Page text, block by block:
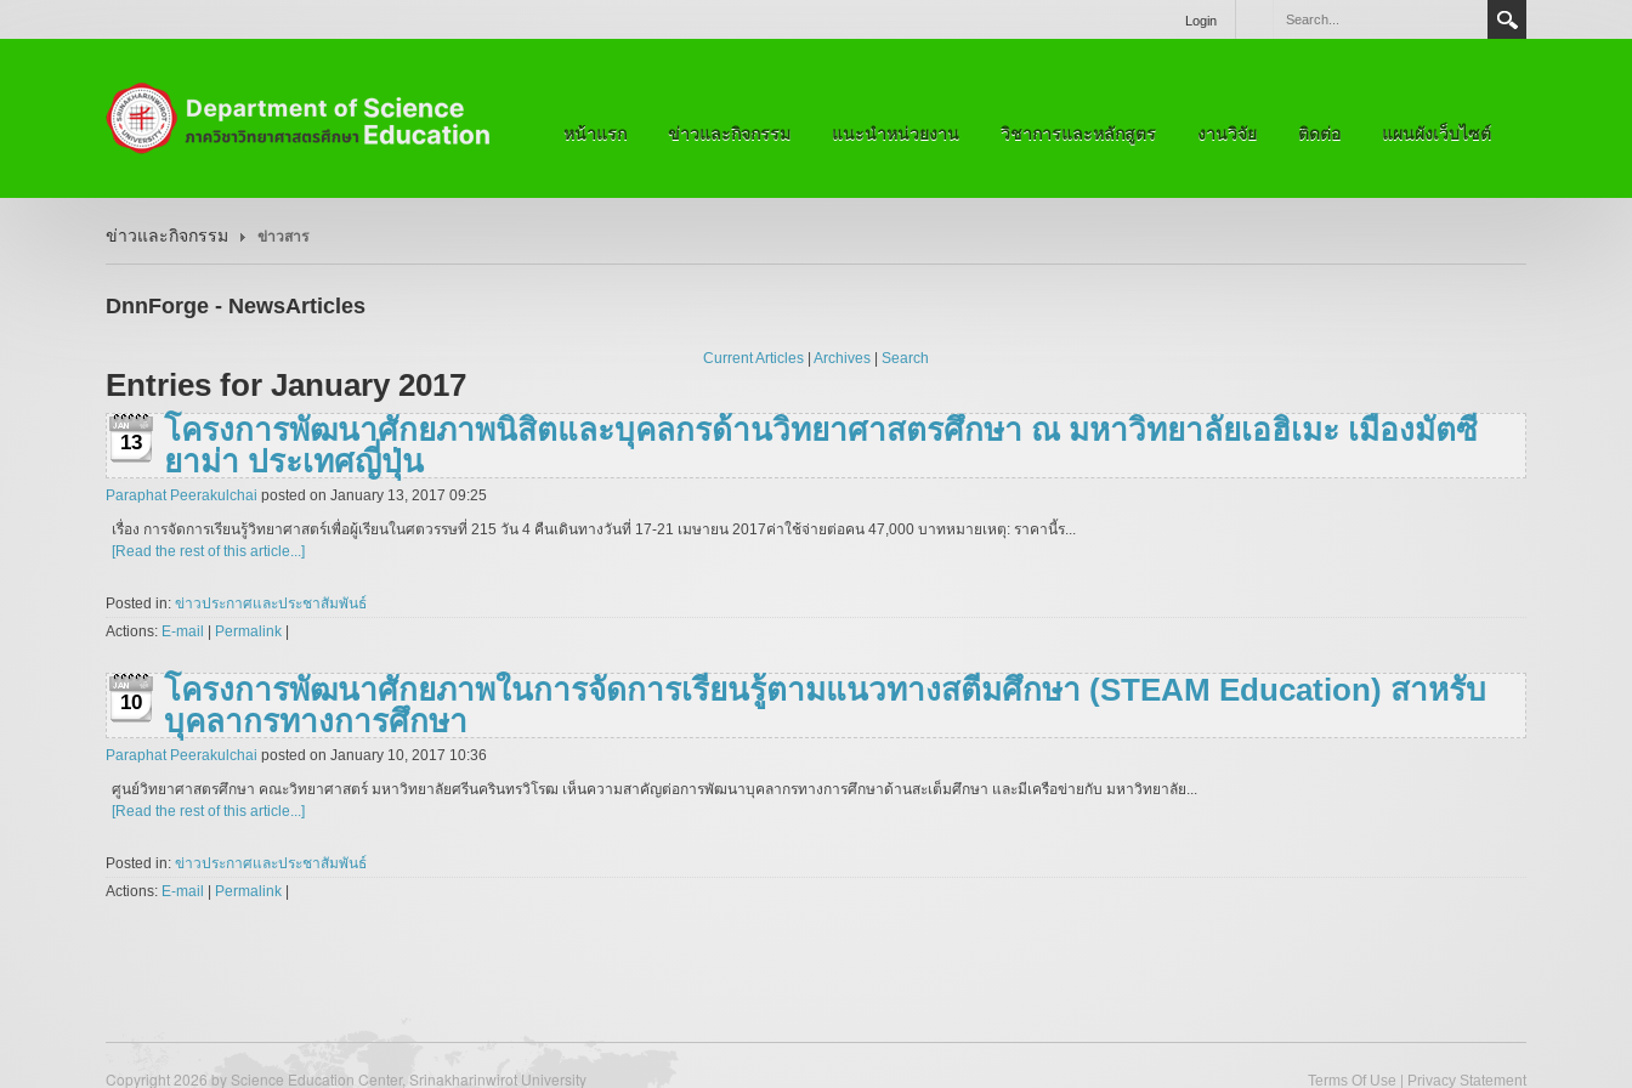
Login
หน้าแรก ข่าวและกิจกรรม แนะนำหน่วยงาน วิชาการและหลักสูตร งานวิจัย ติดต่อ แผนผังเว็บไซต์
ข่าวและกิจกรรม ข่าวสาร
DnnForge - NewsArticles
Current Articles Archives Search
Entries for January 2017
13
โครงการพัฒนาศักยภาพนิสิตและบุคลกรด้านวิทยาศาสตรศึกษา ณ มหาวิทยาลัยเอฮิเมะ เมืองมัตซี
ยาม่า ประเทศญี่ปุ่น
Paraphat Peerakulchai posted on January 13, 2017 09:25
เรื่อง การจัดการเรียนรู้วิทยาศาสตร์เพื่อผู้เรียนในศตวรรษที่ 215 วัน 4 คืนเดินทางวันที่ 17-21 เมษายน 2017ค่าใช้จ่ายต่อคน 47,000 บาทหมายเหตุ: ราคานี้ร...
[Read the rest of this article...]
Posted in: ข่าวประกาศและประชาสัมพันธ์
Actions: E-mail Permalink
10
โครงการพัฒนาศักยภาพในการจัดการเรียนรู้ตามแนวทางสตีมศึกษา (STEAM Education) สาหรับ
บุคลากรทางการศึกษา
Paraphat Peerakulchai posted on January 10, 2017 10:36
ศูนย์วิทยาศาสตรศึกษา คณะวิทยาศาสตร์ มหาวิทยาลัยศรีนครินทรวิโรฒ เห็นความสาคัญต่อการพัฒนาบุคลากรทางการศึกษาด้านสะเต็มศึกษา และมีเครือข่ายกับ มหาวิทยาลัย...
[Read the rest of this article...]
Posted in: ข่าวประกาศและประชาสัมพันธ์
Actions: E-mail Permalink
Terms Of Use | Privacy Statement
Copyright 2026 by Science Education Center, Srinakharinwirot University